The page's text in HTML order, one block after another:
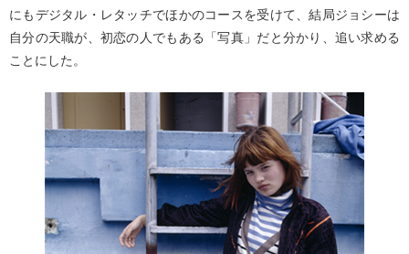
にもデジタル・レタッチでほかのコースを受けて、結局ジョシーは
自分の天職が、初恋の人でもある「写真」だと分かり、追い求める
ことにした。